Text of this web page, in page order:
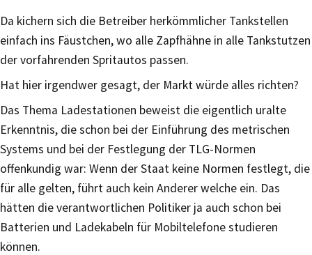
Da kichern sich die Betreiber herkömmlicher Tankstellen
einfach ins Fäustchen, wo alle Zapfhähne in alle Tankstutzen
der vorfahrenden Spritautos passen.
Hat hier irgendwer gesagt, der Markt würde alles richten?
Das Thema Ladestationen beweist die eigentlich uralte
Erkenntnis, die schon bei der Einführung des metrischen
Systems und bei der Festlegung der TLG-Normen
offenkundig war: Wenn der Staat keine Normen festlegt, die
für alle gelten, führt auch kein Anderer welche ein. Das
hätten die verantwortlichen Politiker ja auch schon bei
Batterien und Ladekabeln für Mobiltelefone studieren
können.